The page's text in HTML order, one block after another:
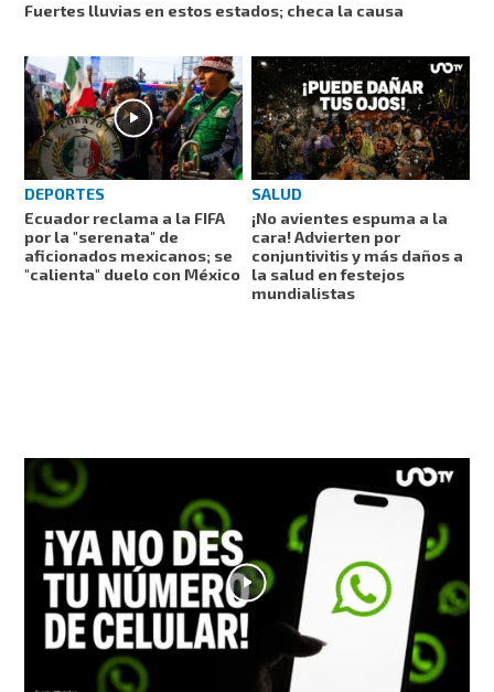
Fuertes lluvias en estos estados; checa la causa
DEPORTES
Ecuador reclama a la FIFA
por la "serenata" de
aficionados mexicanos; se
"calienta" duelo con México
SALUD
¡No avientes espuma a la
cara! Advierten por
conjuntivitis y más daños a
la salud en festejos
mundialistas